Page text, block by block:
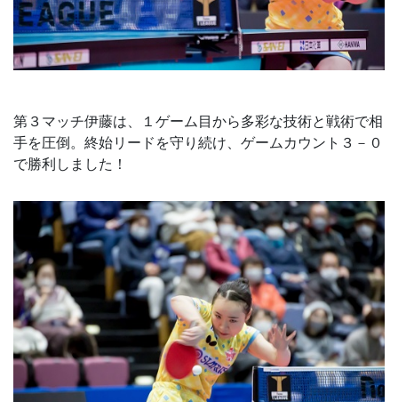
第３マッチ伊藤は、１ゲーム目から多彩な技術と戦術で相
手を圧倒。終始リードを守り続け、ゲームカウント３－０
で勝利しました！